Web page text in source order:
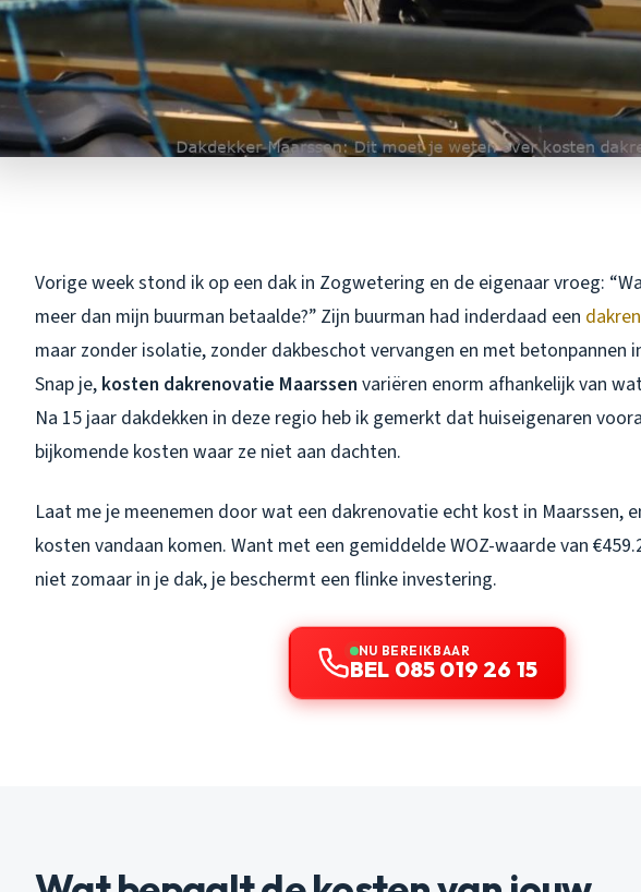
Vorige week stond ik op een dak in Zogwetering en de eigenaar vroeg:
meer dan mijn buurman betaalde?” Zijn buurman had inderdaad een
maar zonder isolatie, zonder dakbeschot vervangen en met betonpannen
Snap je, kosten dakrenovatie Maarssen variëren enorm afhankelijk van
Na 15 jaar dakdekken in deze regio heb ik gemerkt dat huiseigenaren
bijkomende kosten waar ze niet aan dachten.
Laat me je meenemen door wat een dakrenovatie echt kost in Maarssen,
kosten vandaan komen. Want met een gemiddelde WOZ-waarde van
niet zomaar in je dak, je beschermt een flinke investering.
NU BEREIKBAAR
BEL 085 019 26 15